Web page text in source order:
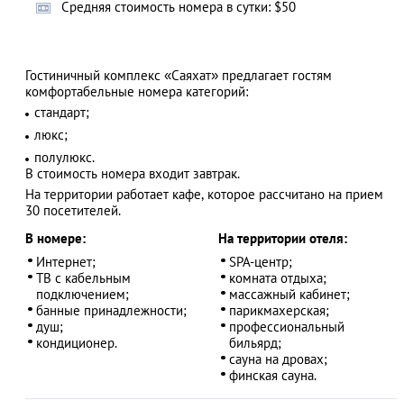
АЗАД
Cредняя стоимость номера в сутки: $50
Гостиничный комплекс «Саяхат» предлагает гостям
комфортабельные номера категорий:
стандарт;
люкс;
полулюкс.
В стоимость номера входит завтрак.
На территории работает кафе, которое рассчитано на прием
30 посетителей.
В номере:
Интернет;
ТВ с кабельным
подключением;
банные принадлежности;
душ;
кондиционер.
На территории отеля:
SPA-центр;
комната отдыха;
массажный кабинет;
парикмахерская;
профессиональный
бильярд;
сауна на дровах;
финская сауна.